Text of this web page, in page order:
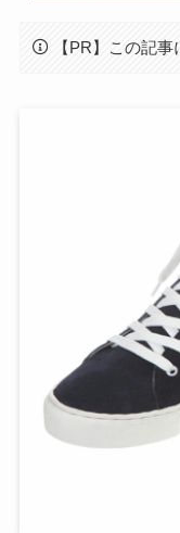
【PR】この記